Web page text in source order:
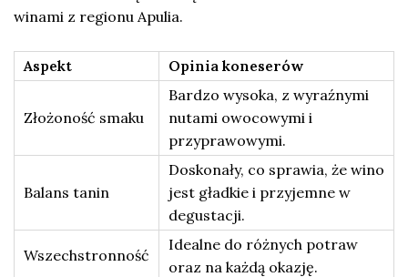
winami z regionu Apulia.
Aspekt Opinia koneserów
Złożoność smaku
Bardzo wysoka, z wyraźnymi
nutami owocowymi i
przyprawowymi.
Balans tanin
Doskonały, co sprawia, że wino
jest gładkie i przyjemne w
degustacji.
Wszechstronność
Idealne do różnych potraw
oraz na każdą okazję.